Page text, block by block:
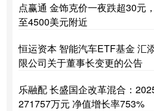
点赢通 金饰克价一夜跌超30元
至4500美元附近
恒运资本 智能汽车ETF基金 汇
限公司关于董事长变更的公告
乐融配 长盛国企改革混合：
271757万元 净值增长率753%